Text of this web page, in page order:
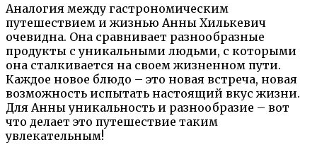
Аналогия между гастрономическим
путешествием и жизнью Анны Хилькевич
очевидна. Она сравнивает разнообразные
продукты с уникальными людьми, с которыми
она сталкивается на своем жизненном пути.
Каждое новое блюдо – это новая встреча, новая
возможность испытать настоящий вкус жизни.
Для Анны уникальность и разнообразие – вот
что делает это путешествие таким
увлекательным!